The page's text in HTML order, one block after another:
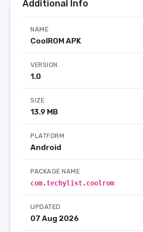
Additional Info
NAME
CoolROM APK
VERSION
1.0
SIZE
13.9 MB
PLATFORM
Android
PACKAGE NAME
com.techylist.coolrom
UPDATED
07 Aug 2026